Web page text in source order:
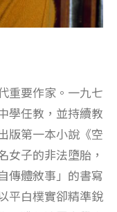
重要作家。一九七
學任教，並持續教
版第一本小說《空
女子的非法墮胎，
傳體敘事」的書寫
平白樸實卻精準銳